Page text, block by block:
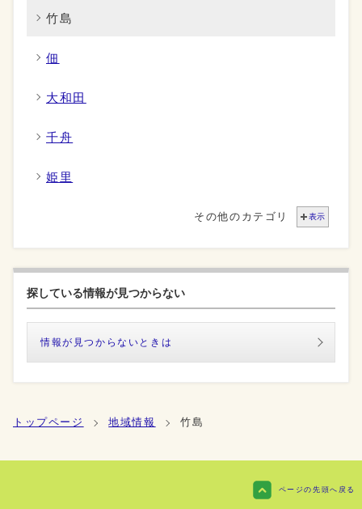
竹島
佃
大和田
千舟
姫里
その他のカテゴリ 表示
探している情報が見つからない
情報が見つからないときは
トップページ 地域情報 竹島
ページの先頭へ戻る